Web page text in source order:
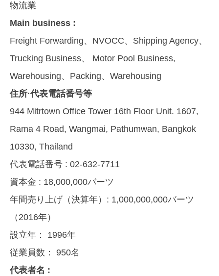
物流業
Main business :
Freight Forwarding、NVOCC、Shipping Agency、
Trucking Business、 Motor Pool Business,
Warehousing、Packing、Warehousing
住所·代表電話番号等
944 Mitrtown Office Tower 16th Floor Unit. 1607,
Rama 4 Road, Wangmai, Pathumwan, Bangkok
10330, Thailand
代表電話番号 : 02-632-7711
資本金 : 18,000,000バーツ
年間売り上げ（決算年）: 1,000,000,000バーツ
（2016年）
設立年： 1996年
従業員数： 950名
代表者名 :